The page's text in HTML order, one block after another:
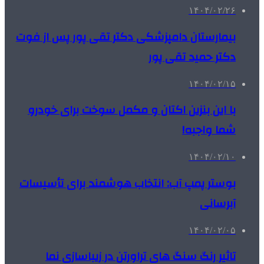
۱۴۰۴/۰۲/۲۶
بیمارستان دامپزشکی دکتر تقی پور پس از فوت
دکتر حمید تقی پور
۱۴۰۴/۰۲/۱۵
با این بنزین اکتان و مکمل سوخت برای خودرو
شما واجبه!
۱۴۰۴/۰۲/۱۰
بوستر پمپ آب: انتخاب هوشمند برای تأسیسات
آبرسانی
۱۴۰۴/۰۲/۰۵
تاثیر رنگ سنگ های تراورتن در زیباسازی نما